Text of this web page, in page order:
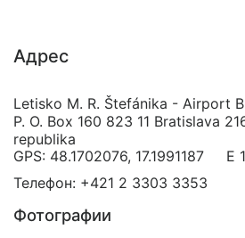
Адрес
Letisko M. R. Štefánika - Airport
P. O. Box 160 823 11 Bratislava
republika
GPS: 48.1702076, 17.1991187 E
Телефон: +421 2 3303 3353
Фотографии